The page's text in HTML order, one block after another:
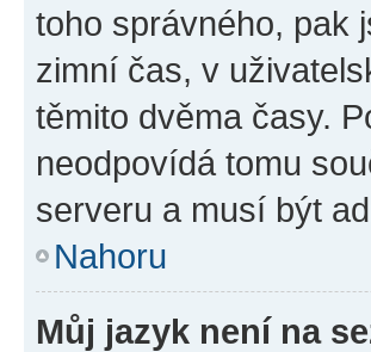
toho správného, pak
zimní čas, v
těmito dvěma časy.
neodpovídá tomu
serveru a musí být
Nahoru
Můj jazyk není na